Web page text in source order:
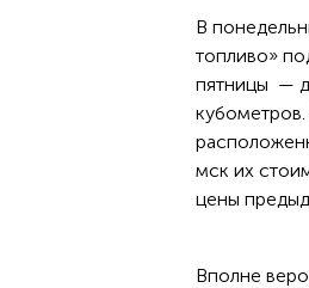
В
топливо»
пятницы —
мск их
цены
Вполне